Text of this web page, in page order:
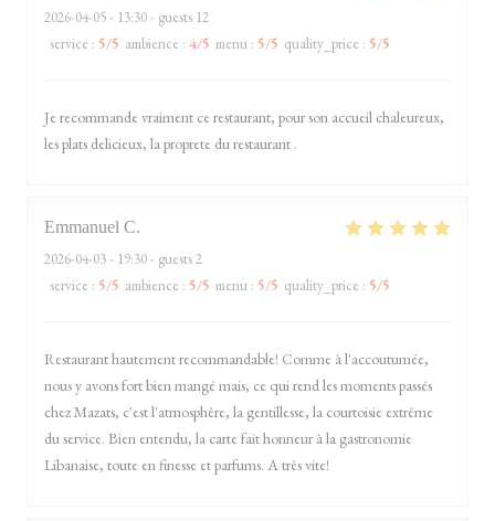
2026-04-05- 13:30 - guests 12
service : 5/5 ambience : 4/5 menu : 5/5 quality_price : 5/5
Je recommande vraiment ce restaurant, pour son accueil chaleureux,
les plats delicieux, la proprete du restaurant .
Emmanuel C
2026-04-03- 19:30 - guests 2
service : 5/5 ambience : 5/5 menu : 5/5 quality_price : 5/5
Restaurant hautement recommandable! Comme à l'accoutumée,
nous y avons fort bien mangé mais, ce qui rend les moments passés
chez Mazats, c'est l'atmosphère, la gentillesse, la courtoisie extrême
du service. Bien entendu, la carte fait honneur à la gastronomie
Libanaise, toute en finesse et parfums. A très vite!